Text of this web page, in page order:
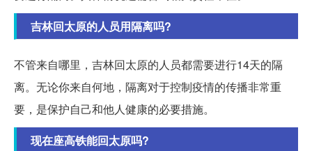
吉林回太原的人员用隔离吗?
不管来自哪里，吉林回太原的人员都需要进行14天的隔
离。无论你来自何地，隔离对于控制疫情的传播非常重
要，是保护自己和他人健康的必要措施。
现在座高铁能回太原吗?